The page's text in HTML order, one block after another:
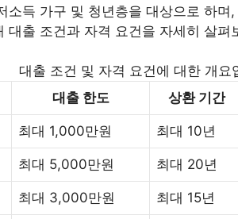
소득 가구 및 청년층을 대상으로 하며
대출 조건과 자격 요건을 자세히 살펴
대출 조건 및 자격 요건에 대한 개요
대출 한도 상환 기간
최대 1,000만원 최대 10년
최대 5,000만원 최대 20년
최대 3,000만원 최대 15년